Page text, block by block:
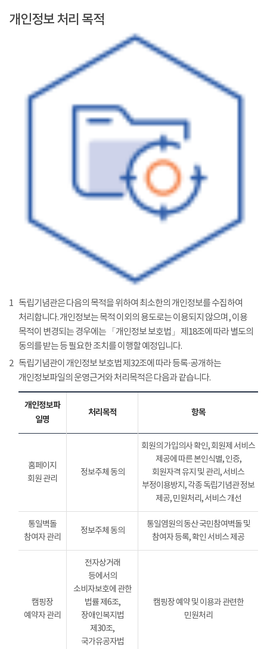
개인정보 처리 목적
1 독립기념관은 다음의 목적을 위하여 최소한의 개인정보를 수집하여
처리합니다. 개인정보는 목적 이외의 용도로는 이용되지 않으며, 이용
목적이 변경되는 경우에는 「개인정보 보호법」 제18조에 따라 별도의
동의를 받는 등 필요한 조치를 이행할 예정입니다.
2 독립기념관이 개인정보 보호법 제32조에 따라 등록·공개하는
개인정보파일의 운영근거와 처리목적은 다음과 같습니다.
개인정보파
일명
처리목적 항목
홈페이지
회원 관리
정보주체 동의
회원의 가입의사 확인, 회원제 서비스
제공에 따른 본인식별, 인증,
회원자격 유지 및 관리, 서비스
부정이용방지, 각종 독립기념관 정보
제공, 민원처리, 서비스 개선
통일벽돌
참여자 관리
정보주체 동의
통일염원의 동산 국민참여벽돌 및
참여자 등록, 확인 서비스 제공
캠핑장
예약자 관리
전자상거래
등에서의
소비자보호에 관한
법률 제6조,
장애인복지법
제30조,
국가유공자법
캠핑장 예약 및 이용과 관련한
민원처리